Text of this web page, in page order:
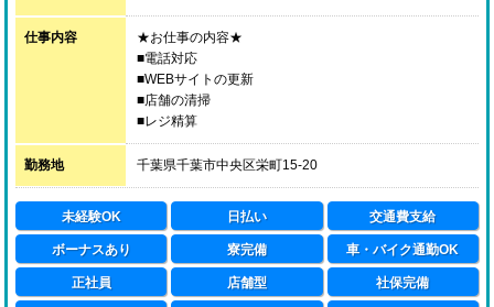
「研修社員※」：⽉給/ 250,000 円～270,000 円
仕事内容
★お仕事の内容★
■電話対応
■WEBサイトの更新
■店舗の清掃
■レジ精算
■女性の出勤管理
■女性のサービス管理
■女性の面接
勤務地 千葉県千葉市中央区栄町15-20
未経験OK 日払い 交通費支給
ボーナスあり 寮完備 車・バイク通勤OK
正社員 店舗型 社保完備